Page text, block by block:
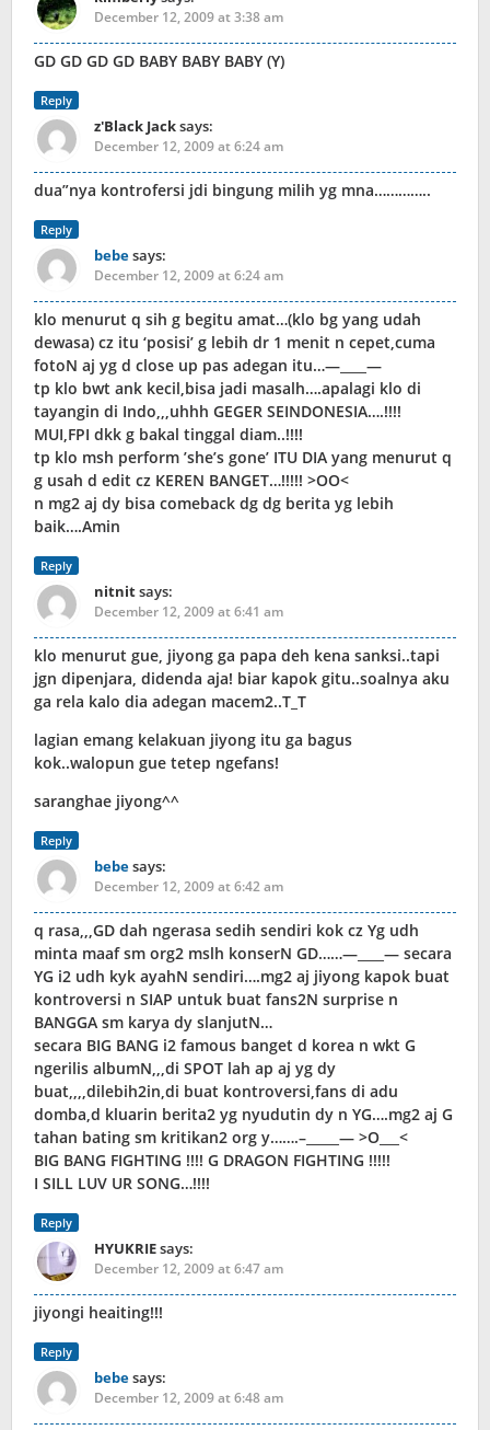
December 12, 2009 at 3:38 am
GD GD GD GD BABY BABY BABY (Y)
Reply
z'Black Jacksays:
December 12, 2009 at 6:24 am
dua”nya kontrofersi jdi bingung milih yg mna…………..
Reply
bebesays:
December 12, 2009 at 6:24 am
klo menurut q sih g begitu amat…(klo bg yang udah
dewasa) cz itu ‘posisi’ g lebih dr 1 menit n cepet,cuma
fotoN aj yg d close up pas adegan itu…—____—
tp klo bwt ank kecil,bisa jadi masalh….apalagi klo di
tayangin di Indo,,,uhhh GEGER SEINDONESIA….!!!!
MUI,FPI dkk g bakal tinggal diam..!!!!
tp klo msh perform ’she’s gone’ ITU DIA yang menurut q
g usah d edit cz KEREN BANGET…!!!!! >OO<
n mg2 aj dy bisa comeback dg dg berita yg lebih
baik….Amin
Reply
nitnitsays:
December 12, 2009 at 6:41 am
klo menurut gue, jiyong ga papa deh kena sanksi..tapi
jgn dipenjara, didenda aja! biar kapok gitu..soalnya aku
ga rela kalo dia adegan macem2..T_T
lagian emang kelakuan jiyong itu ga bagus
kok..walopun gue tetep ngefans!
saranghae jiyong^^
Reply
bebesays:
December 12, 2009 at 6:42 am
q rasa,,,GD dah ngerasa sedih sendiri kok cz Yg udh
minta maaf sm org2 mslh konserN GD……—____— secara
YG i2 udh kyk ayahN sendiri….mg2 aj jiyong kapok buat
kontroversi n SIAP untuk buat fans2N surprise n
BANGGA sm karya dy slanjutN…
secara BIG BANG i2 famous banget d korea n wkt G
ngerilis albumN,,,di SPOT lah ap aj yg dy
buat,,,,dilebih2in,di buat kontroversi,fans di adu
domba,d kluarin berita2 yg nyudutin dy n YG….mg2 aj G
tahan bating sm kritikan2 org y…….–_____— >O___<
BIG BANG FIGHTING !!!! G DRAGON FIGHTING !!!!!
I SILL LUV UR SONG…!!!!
Reply
HYUKRIEsays:
December 12, 2009 at 6:47 am
jiyongi heaiting!!!
Reply
bebesays:
December 12, 2009 at 6:48 am